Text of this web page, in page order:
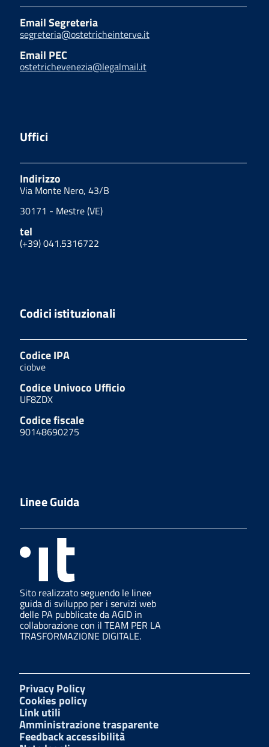
Email Segreteria
segreteria@ostetricheinterve.it
Email PEC
ostetrichevenezia@legalmail.it
Uffici
Indirizzo
Via Monte Nero, 43/B
30171 - Mestre (VE)
tel
(+39) 041.5316722
Codici istituzionali
Codice IPA
ciobve
Codice Univoco Ufficio
UF8ZDX
Codice fiscale
90148690275
Linee Guida
Sito realizzato seguendo le linee
guida di sviluppo per i servizi web
delle PA pubblicate da AGID in
collaborazione con il TEAM PER LA
TRASFORMAZIONE DIGITALE.
Privacy Policy
Cookies policy
Link utili
Amministrazione trasparente
Feedback accessibilità